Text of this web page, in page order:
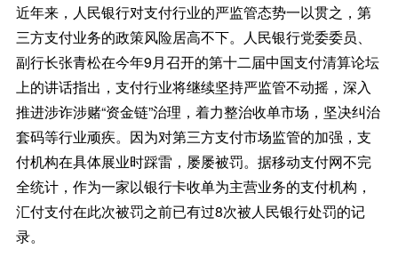
近年来，人民银行对支付行业的严监管态势一以贯之，第
三方支付业务的政策风险居高不下。人民银行党委委员、
副行长张青松在今年9月召开的第十二届中国支付清算论坛
上的讲话指出，支付行业将继续坚持严监管不动摇，深入
推进涉诈涉赌“资金链”治理，着力整治收单市场，坚决纠治
套码等行业顽疾。因为对第三方支付市场监管的加强，支
付机构在具体展业时踩雷，屡屡被罚。据移动支付网不完
全统计，作为一家以银行卡收单为主营业务的支付机构，
汇付支付在此次被罚之前已有过8次被人民银行处罚的记
录。